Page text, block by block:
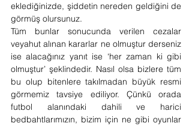
eklediğinizde, şiddetin nereden geldiğini de
görmüş olursunuz.
Tüm bunlar sonucunda verilen cezalar
veyahut alınan kararlar ne olmuştur derseniz
ise alacağınız yanıt ise ‘her zaman ki gibi
olmuştur’ şeklindedir. Nasıl olsa bizlere tüm
bu olup bitenlere takılmadan büyük resmi
görmemiz tavsiye ediliyor. Çünkü orada
futbol alanındaki dahili ve harici
bedbahtlarımızın, bizim için ne gibi oyunlar